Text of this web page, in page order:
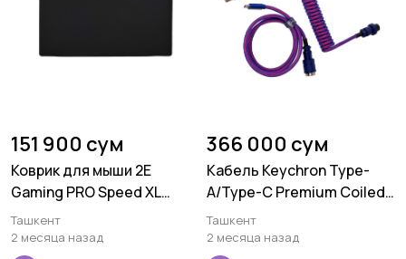
151 900 сум
Коврик для мыши 2E
Gaming PRO Speed XL
Black (800*450*3мм)
Ташкент
2 месяца назад
366 000 сум
Кабель Keychron Type-
A/Type-C Premium Coiled
Aviator, Cable-Angled,
Purple
Ташкент
2 месяца назад